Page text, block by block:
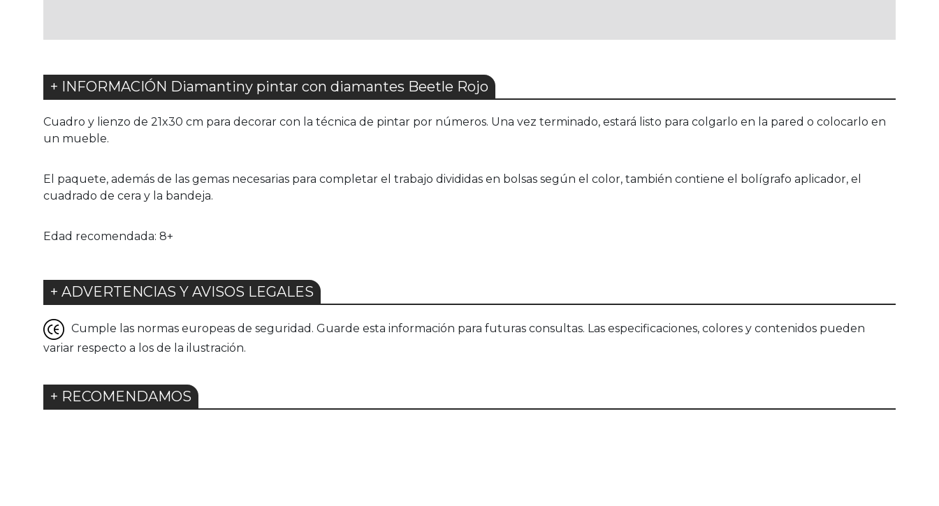
+ INFORMACIÓN Diamantiny pintar con diamantes Beetle Rojo
Cuadro y lienzo de 21x30 cm para decorar con la técnica de pintar por números. Una vez terminado, estará listo para colgarlo en la pared o colocarlo en
un mueble.
El paquete, además de las gemas necesarias para completar el trabajo divididas en bolsas según el color, también contiene el bolígrafo aplicador, el
cuadrado de cera y la bandeja.
Edad recomendada: 8+
+ ADVERTENCIAS Y AVISOS LEGALES
Cumple las normas europeas de seguridad. Guarde esta información para futuras consultas. Las especificaciones, colores y contenidos pueden
variar respecto a los de la ilustración.
+ RECOMENDAMOS